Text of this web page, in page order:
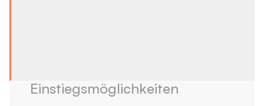
Einstiegsmöglichkeiten